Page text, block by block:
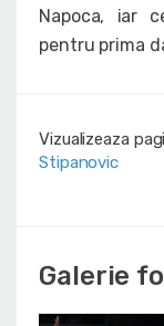
Napoca, iar
pentru prima
Vizualizeaza
Stipanovic
Galerie